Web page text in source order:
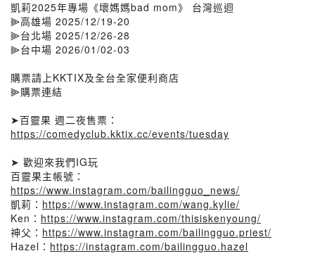
凱莉2025年專場《壞媽媽bad mom》 台灣巡迴
⫸高雄場 2025/12/19-20
⫸台北場 2025/12/26-28
⫸台中場 2026/01/02-03
購票請上KKTIX及全台全家便利商店
⫸購票連結
➤百靈果 週二夜售票：
https://comedyclub.kktix.cc/events/tuesday
➤ 歡迎來我們IG玩
百靈果主帳號：
https://www.instagram.com/bailingguo_news/
凱莉： https://www.instagram.com/wang.kylie/
Ken： https://www.instagram.com/thisiskenyoung/
神父： https://www.instagram.com/bailingguo.priest/
Hazel： https://instagram.com/bailingguo.hazel